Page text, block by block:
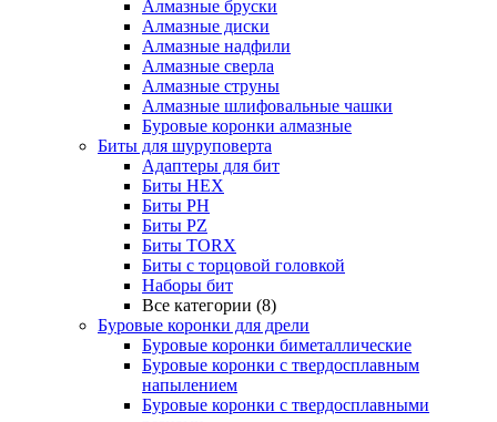
Алмазные бруски
Алмазные диски
Алмазные надфили
Алмазные сверла
Алмазные струны
Алмазные шлифовальные чашки
Буровые коронки алмазные
Биты для шуруповерта
Адаптеры для бит
Биты HEX
Биты PH
Биты PZ
Биты TORX
Биты с торцовой головкой
Наборы бит
Все категории (8)
Буровые коронки для дрели
Буровые коронки биметаллические
Буровые коронки с твердосплавным
напылением
Буровые коронки с твердосплавными